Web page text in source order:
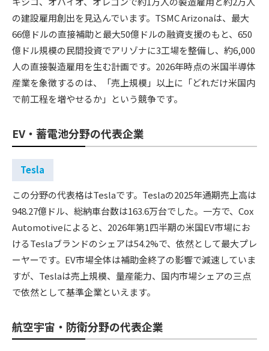
の建設雇用創出を見込んでいます。TSMC Arizonaは、最大
66億ドルの直接補助と最大50億ドルの融資支援のもと、650
億ドル規模の民間投資でアリゾナに3工場を整備し、約6,000
人の直接製造雇用を生む計画です。2026年時点の米国半導体
産業を象徴するのは、「売上規模」以上に「どれだけ米国内
で前工程を増やせるか」という競争です。
EV・蓄電池分野の代表企業
Tesla
この分野の代表格はTeslaです。Teslaの2025年通期売上高は
948.27億ドル、総納車台数は163.6万台でした。一方で、Cox
Automotiveによると、2026年第1四半期の米国EV市場にお
けるTeslaブランドのシェアは54.2%で、依然として最大プレ
ーヤーです。EV市場全体は補助金終了の影響で減速していま
すが、Teslaは売上規模、量産能力、国内市場シェアの三点
で依然として基準企業といえます。
航空宇宙・防衛分野の代表企業